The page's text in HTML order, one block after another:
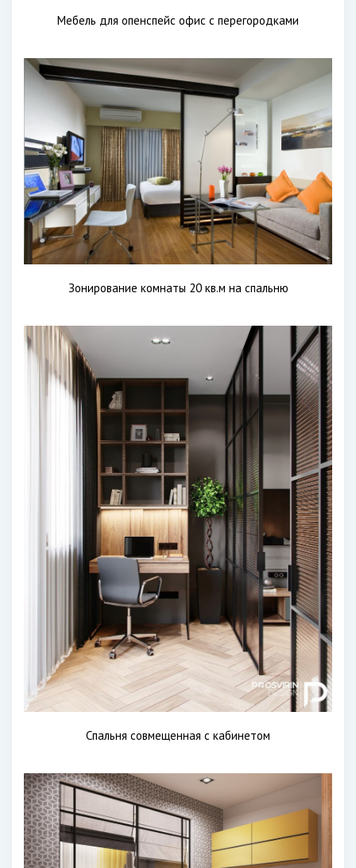
Мебель для опенспейс офис с перегородками
Зонирование комнаты 20 кв.м на спальню
Спальня совмещенная с кабинетом